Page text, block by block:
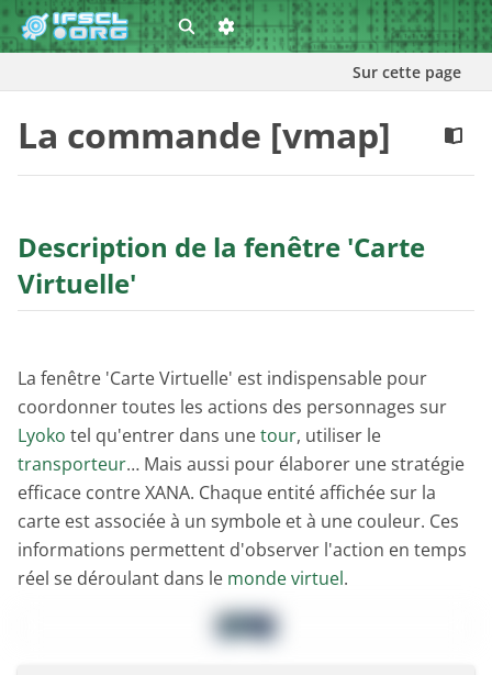
Sur cette page
La commande [vmap]
Description de la fenêtre 'Carte
Virtuelle'
La fenêtre 'Carte Virtuelle' est indispensable pour
coordonner toutes les actions des personnages sur
Lyoko tel qu'entrer dans unetour, utiliser le
transporteur… Mais aussi pour élaborer une stratégie
efficace contre XANA. Chaque entité affichée sur la
carte est associée à un symbole et à une couleur. Ces
informations permettent d'observer l'action en temps
réel se déroulant dans le monde virtuel.